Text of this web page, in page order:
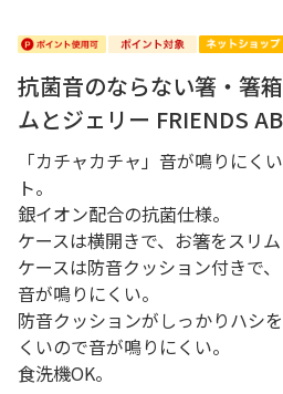
抗菌音のならない箸・箸
ムとジェリー FRIENDS
「カチャカチャ」音が鳴りにく
ト。
銀イオン配合の抗菌仕様。
ケースは横開きで、お箸をスリム
ケースは防音クッション付きで
音が鳴りにくい。
防音クッションがしっかりハシ
くいので音が鳴りにくい。
食洗機OK。